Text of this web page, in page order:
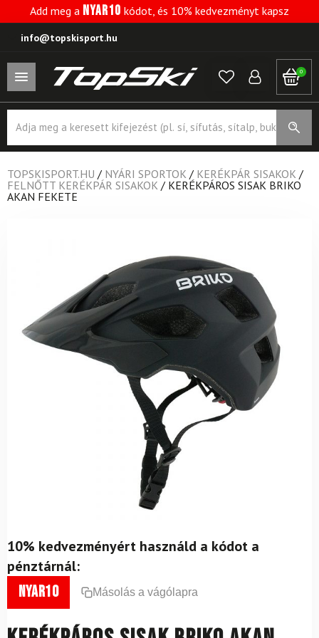
Add meg a NYAR10 kódot, és 10% kedvezményt kapsz
info@topskisport.hu
0
search
TOPSKISPORT.HU / NYÁRI SPORTOK / KERÉKPÁR SISAKOK /
FELNŐTT KERÉKPÁR SISAKOK / KERÉKPÁROS SISAK BRIKO
AKAN FEKETE
10% kedvezményért használd a kódot a
pénztárnál:
nyar10 Másolás a vágólapra